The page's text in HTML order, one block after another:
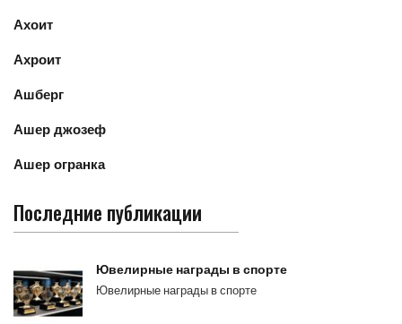
Ахоит
Ахроит
Ашберг
Ашер джозеф
Ашер огранка
Последние публикации
Ювелирные награды в спорте
Ювелирные награды в спорте